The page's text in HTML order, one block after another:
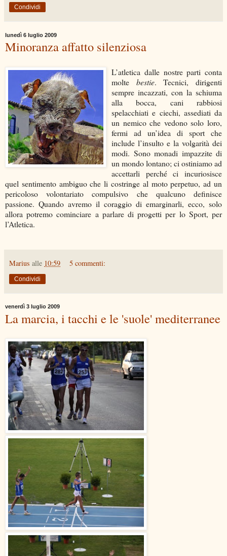
Condividi
lunedì 6 luglio 2009
Minoranza affatto silenziosa
L’atletica dalle nostre parti conta
molte bestie. Tecnici, dirigenti
sempre incazzati, con la schiuma
alla bocca, cani rabbiosi
spelacchiati e ciechi, assediati da
un nemico che vedono solo loro,
fermi ad un’idea di sport che
include l’insulto e la volgarità dei
modi. Sono monadi impazzite di
un mondo lontano; ci ostiniamo ad
accettarli perché ci incuriosisce
quel sentimento ambiguo che li costringe al moto perpetuo, ad un
pericoloso volontariato compulsivo che qualcuno definisce
passione. Quando avremo il coraggio di emarginarli, ecco, solo
allora potremo cominciare a parlare di progetti per lo Sport, per
l’Atletica.
Marius alle 10:59 5 commenti:
Condividi
venerdì 3 luglio 2009
La marcia, i tacchi e le 'suole' mediterranee